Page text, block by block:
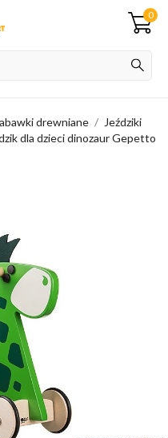
0
drewniane
Jeździki
dla dzieci dinozaur Gepetto